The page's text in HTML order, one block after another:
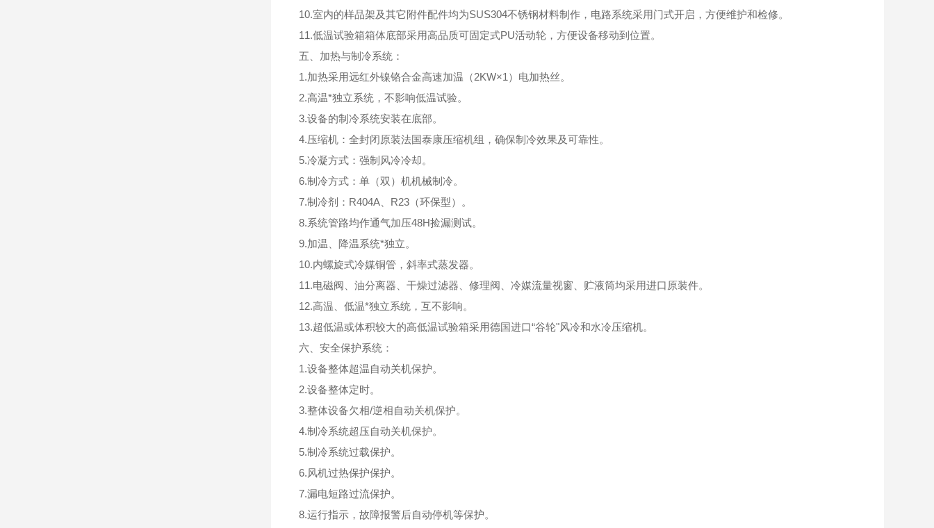
10.室内的样品架及其它附件配件均为SUS304不锈钢材料制作，电路系统采用门式开启，方便维护和检修。
11.低温试验箱箱体底部采用高品质可固定式PU活动轮，方便设备移动到位置。
五、加热与制冷系统：
1.加热采用远红外镍铬合金高速加温（2KW×1）电加热丝。
2.高温*独立系统，不影响低温试验。
3.设备的制冷系统安装在底部。
4.压缩机：全封闭原装法国泰康压缩机组，确保制冷效果及可靠性。
5.冷凝方式：强制风冷冷却。
6.制冷方式：单（双）机机械制冷。
7.制冷剂：R404A、R23（环保型）。
8.系统管路均作通气加压48H捡漏测试。
9.加温、降温系统*独立。
10.内螺旋式冷媒铜管，斜率式蒸发器。
11.电磁阀、油分离器、干燥过滤器、修理阀、冷媒流量视窗、贮液筒均采用进口原装件。
12.高温、低温*独立系统，互不影响。
13.超低温或体积较大的高低温试验箱采用德国进口“谷轮"风冷和水冷压缩机。
六、安全保护系统：
1.设备整体超温自动关机保护。
2.设备整体定时。
3.整体设备欠相/逆相自动关机保护。
4.制冷系统超压自动关机保护。
5.制冷系统过载保护。
6.风机过热保护保护。
7.漏电短路过流保护。
8.运行指示，故障报警后自动停机等保护。